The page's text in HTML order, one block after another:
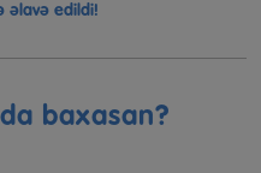
əlavə edildi!
baxasan?